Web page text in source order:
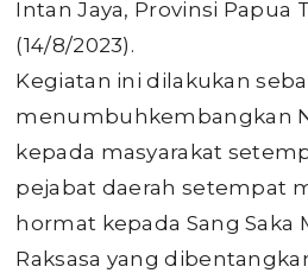
Intan Jaya, Provinsi Papua
(14/8/2023).
Kegiatan ini dilakukan
menumbuhkembangkan
kepada masyarakat
pejabat daerah setempat
hormat kepada Sang Saka
Raksasa yang